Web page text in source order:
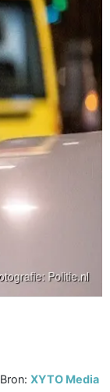
Bron:XYTO Media